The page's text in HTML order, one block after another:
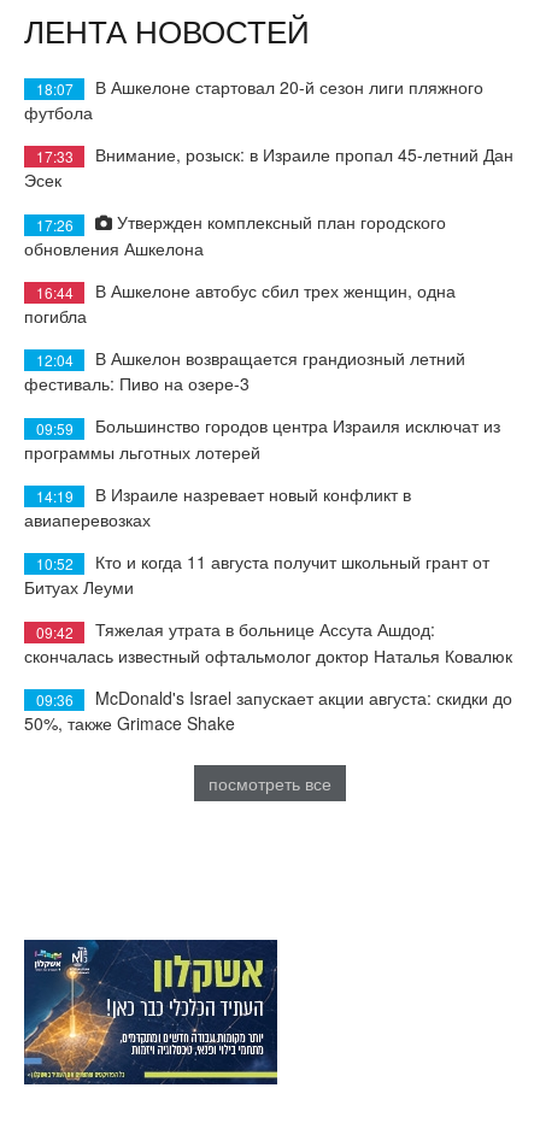
ЛЕНТА НОВОСТЕЙ
18:07
В Ашкелоне стартовал 20-й сезон лиги пляжного
футбола
17:33
Внимание, розыск: в Израиле пропал 45-летний Дан
Эсек
17:26
Утвержден комплексный план городского
обновления Ашкелона
16:44
В Ашкелоне автобус сбил трех женщин, одна
погибла
12:04
В Ашкелон возвращается грандиозный летний
фестиваль: Пиво на озере-3
09:59
Большинство городов центра Израиля исключат из
программы льготных лотерей
14:19
В Израиле назревает новый конфликт в
авиаперевозках
10:52
Кто и когда 11 августа получит школьный грант от
Битуах Леуми
09:42
Тяжелая утрата в больнице Ассута Ашдод:
скончалась известный офтальмолог доктор Наталья Ковалюк
09:36
McDonald's Israel запускает акции августа: скидки до
50%, также Grimace Shake
посмотреть все